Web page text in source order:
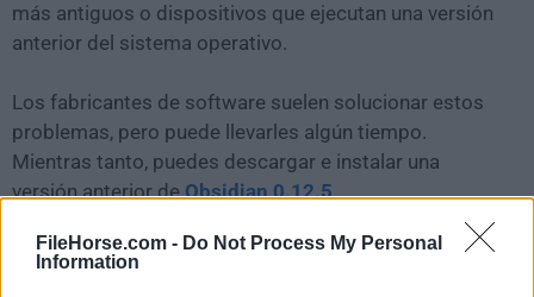
FileHorse.com - Do Not Process My Personal
Information
más antiguos o dispositivos que ejecutan una versión
anterior del sistema operativo.
Los fabricantes de software suelen solucionar estos
problemas, pero puede llevarles algún tiempo.
Mientras tanto, puedes descargar e instalar una
versión anterior deObsidian 0.12.5.
Para aquellos interesados en descargar la versión más